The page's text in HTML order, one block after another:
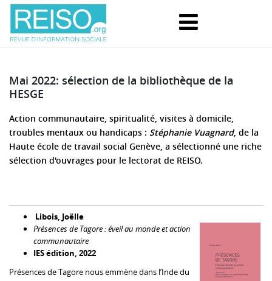
Mai 2022: sélection de la bibliothèque de la
HESGE
Action communautaire, spiritualité, visites à domicile,
troubles mentaux ou handicaps : Stéphanie Vuagnard, de la
Haute école de travail social Genève, a sélectionné une riche
sélection d'ouvrages pour le lectorat de REISO.
Libois, Joëlle
Présences de Tagore : éveil au monde et action
communautaire
IES édition, 2022
Présences de Tagore nous emmène dans l’Inde du